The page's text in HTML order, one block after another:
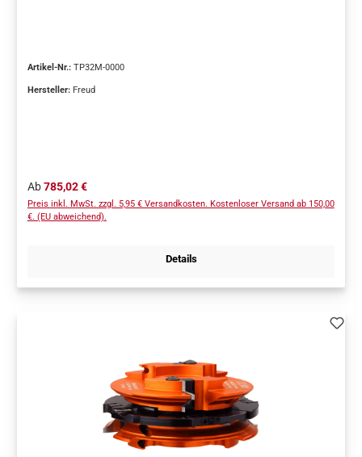
Artikel-Nr.: TP32M-0000
Hersteller: Freud
Regulärer Preis:
Ab785,02 €
Preis inkl. MwSt. zzgl. 5,95 € Versandkosten. Kostenloser Versand ab 150,00
€. (EU abweichend).
Details